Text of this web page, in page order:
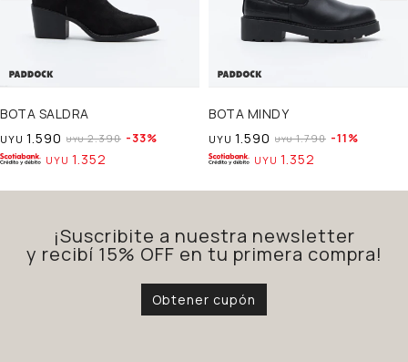
BOTA SALDRA
UYU 1.590 UYU 2.390 33
UYU 1.352
BOTA MINDY
UYU 1.590 UYU 1.790 11
UYU 1.352
¡Suscribite a nuestra newsletter
y recibí 15% OFF en tu primera compra!
Obtener cupón